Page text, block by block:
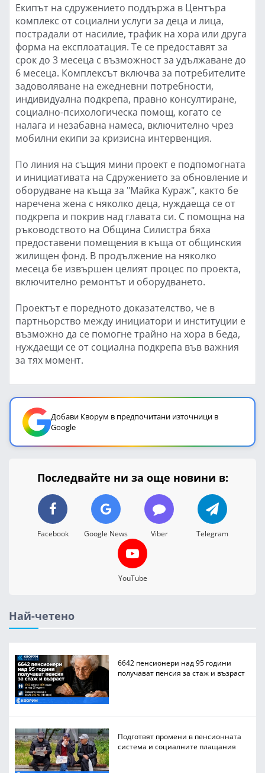
Екипът на сдружението поддържа в Центъра
комплекс от социални услуги за деца и лица,
пострадали от насилие, трафик на хора или друга
форма на експлоатация. Те се предоставят за
срок до 3 месеца с възможност за удължаване до
6 месеца. Комплексът включва за потребителите
задоволяване на ежедневни потребности,
индивидуална подкрепа, правно консултиране,
социално-психологическа помощ, когато се
налага и незабавна намеса, включително чрез
мобилни екипи за кризисна интервенция.
По линия на същия мини проект е подпомогната
и инициативата на Сдружението за обновление и
оборудване на къща за "Майка Кураж", както бе
наречена жена с няколко деца, нуждаеща се от
подкрепа и покрив над главата си. С помощна на
ръководството на Община Силистра бяха
предоставени помещения в къща от общинския
жилищен фонд. В продължение на няколко
месеца бе извършен целият процес по проекта,
включително ремонтът и оборудването.
Проектът е поредното доказателство, че в
партньорство между инициатори и институции е
възможно да се помогне трайно на хора в беда,
нуждаещи се от социална подкрепа във важния
за тях момент.
Добави Кворум в предпочитани източници в
Google
Последвайте ни за още новини в:
Facebook Google News Viber Telegram
YouTube
Най-четено
6642 пенсионери над 95 години
получават пенсия за стаж и възраст
Подготвят промени в пенсионната
система и социалните плащания